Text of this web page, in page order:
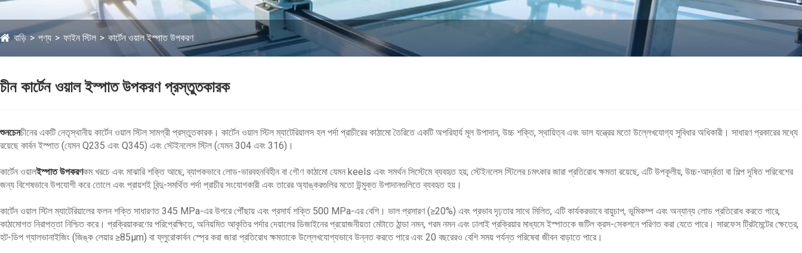
বাড়ি পণ্য ফাইন স্টিল কার্টেন ওয়াল ইস্পাত উপকরণ
চীন কার্টেন ওয়াল ইস্পাত উপকরণ প্রস্তুতকারক
শুনচেনচীনের একটি নেতৃস্থানীয় কার্টেন ওয়াল স্টিল সামগ্রী প্রস্তুতকারক। কার্টেন ওয়াল স্টিল ম্যাটেরিয়ালস হল পর্দা প্রাচীরের কাঠামো তৈরিতে একটি অপরিহার্য মূল উপাদান, উচ্চ শক্তি, স্থায়িত্ব এবং ভাল যন্ত্রের মতো উল্লেখযোগ্য সুবিধার অধিকারী। সাধারণ প্রকারের মধ্যে
রয়েছে কার্বন ইস্পাত (যেমন Q235 এবং Q345) এবং স্টেইনলেস স্টিল (যেমন 304 এবং 316)।
কার্টেন ওয়ালইস্পাত উপকরণকম খরচে এবং মাঝারি শক্তি আছে, ব্যাপকভাবে লোড-ভারবহনবিহীন বা গৌণ কাঠামো যেমন keels এবং সমর্থন সিস্টেমে ব্যবহৃত হয়; স্টেইনলেস স্টিলের চমৎকার জারা প্রতিরোধ ক্ষমতা রয়েছে, এটি উপকূলীয়, উচ্চ-আর্দ্রতা বা শিল্প দূষিত পরিবেশের
জন্য বিশেষভাবে উপযোগী করে তোলে এবং প্রায়শই বিন্দু-সমর্থিত পর্দা প্রাচীর সংযোগকারী এবং তারের অ্যাঙ্করগুলির মতো উন্মুক্ত উপাদানগুলিতে ব্যবহৃত হয়।
কার্টেন ওয়াল স্টিল ম্যাটেরিয়ালের ফলন শক্তি সাধারণত 345 MPa-এর উপরে পৌঁছায় এবং প্রসার্য শক্তি 500 MPa-এর বেশি। ভাল প্রসারণ (≥20%) এবং প্রভাব দৃঢ়তার সাথে মিলিত, এটি কার্যকরভাবে বায়ুচাপ, ভূমিকম্প এবং অন্যান্য লোড প্রতিরোধ করতে পারে,
কাঠামোগত নিরাপত্তা নিশ্চিত করে। প্রক্রিয়াকরণের পরিপ্রেক্ষিতে, অনিয়মিত আকৃতির পর্দার দেয়ালের ডিজাইনের প্রয়োজনীয়তা মেটাতে ঠান্ডা নমন, গরম নমন এবং ঢালাই প্রক্রিয়ার মাধ্যমে ইস্পাতকে জটিল ক্রস-সেকশনে পরিণত করা যেতে পারে। সারফেস ট্রিটমেন্টের ক্ষেত্রে,
হট-ডিপ গ্যালভানাইজিং (জিঙ্ক লেয়ার ≥85μm) বা ফ্লুরোকার্বন স্প্রে করা জারা প্রতিরোধ ক্ষমতাকে উল্লেখযোগ্যভাবে উন্নত করতে পারে এবং 20 বছরেরও বেশি সময় পর্যন্ত পরিষেবা জীবন বাড়াতে পারে।